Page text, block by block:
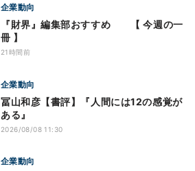
企業動向
『財界』編集部おすすめ 【 今週の一
冊 】
21時間前
企業動向
冨山和彦【書評】『人間には12の感覚が
ある』
2026/08/08 11:30
企業動向